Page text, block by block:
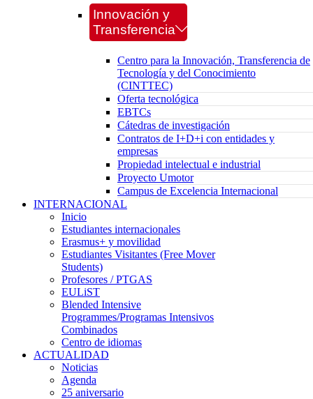
Innovación y
Transferencia
Centro para la Innovación, Transferencia de
Tecnología y del Conocimiento
(CINTTEC)
Oferta tecnológica
EBTCs
Cátedras de investigación
Contratos de I+D+i con entidades y
empresas
Propiedad intelectual e industrial
Proyecto Umotor
Campus de Excelencia Internacional
INTERNACIONAL
Inicio
Estudiantes internacionales
Erasmus+ y movilidad
Estudiantes Visitantes (Free Mover
Students)
Profesores / PTGAS
EULiST
Blended Intensive
Programmes/Programas Intensivos
Combinados
Centro de idiomas
ACTUALIDAD
Noticias
Agenda
25 aniversario